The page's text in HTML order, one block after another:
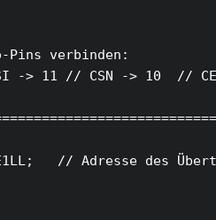
Pins verbinden:
-> 11 // CSN -> 10  //
// Adresse des